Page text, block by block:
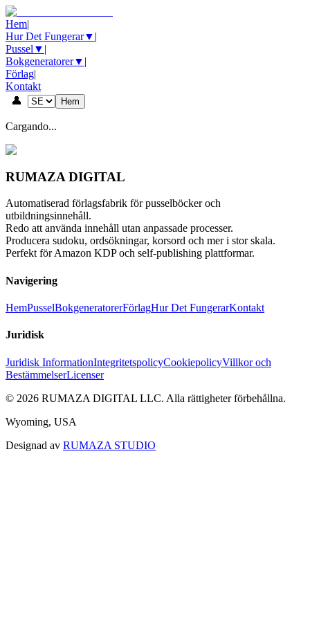
Hem|
Hur Det Fungerar▼ |
Pussel ▼ |
Bokgeneratorer▼ |
Förlag|
Kontakt
👤
Hem
Cargando...
RUMAZA DIGITAL
Automatiserad förlagsfabrik för pusselböcker och
utbildningsinnehåll.
Redo att använda innehåll utan anpassade processer.
Producera sudoku, ordsökningar, korsord och mer i stor skala.
Perfekt för Amazon KDP och self-publishing plattformar.
Navigering
HemPusselBokgeneratorerFörlagHur Det FungerarKontakt
Juridisk
Juridisk InformationIntegritetspolicyCookiepolicyVillkor och
BestämmelserLicenser
© 2026 RUMAZA DIGITAL LLC. Alla rättigheter förbehållna.
Wyoming, USA
Designad av RUMAZA STUDIO